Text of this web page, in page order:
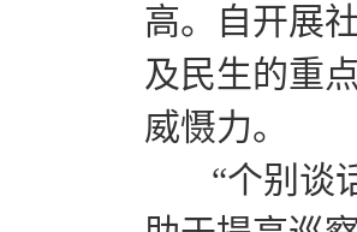
高。自开展
及民生的重
威慑力。
“个别谈话